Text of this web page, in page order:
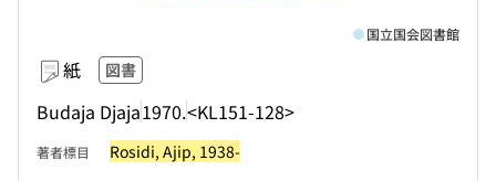
紙 図書
Budaja Djaja1970.<KL151-128>
国立国会図書館
著者標目 Rosidi, Ajip, 1938-